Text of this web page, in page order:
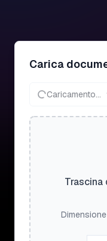
Carica
Caricamento...
Trascina